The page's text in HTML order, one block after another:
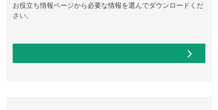
お役立ち情報ページから必要な情報を選んでダウンロードくだ
さい。